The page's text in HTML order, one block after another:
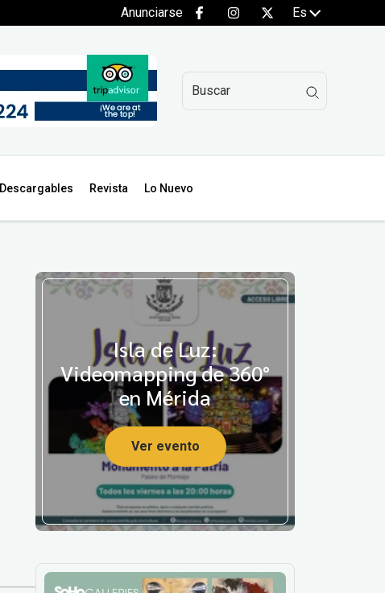
Anunciarse Es
Descargables Revista Lo Nuevo
Isla de Luz:
Videomapping de 360°
en Mérida
Ver evento